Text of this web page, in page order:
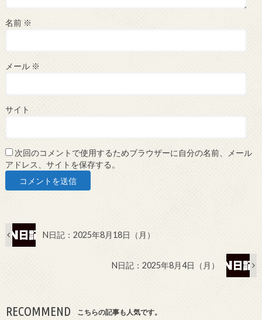
名前 ※
メール ※
サイト
次回のコメントで使用するためブラウザーに自分の名前、メール
アドレス、サイトを保存する。
N日記：2025年8月18日（月）
N日記：2025年8月4日（月）
RECOMMEND こちらの記事も人気です。